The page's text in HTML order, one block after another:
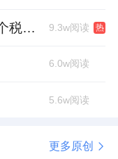
北京：非京籍家庭购房社保个税缴纳年限下调为一年 9.3w阅读 热
6.0w阅读
5.6w阅读
更多原创